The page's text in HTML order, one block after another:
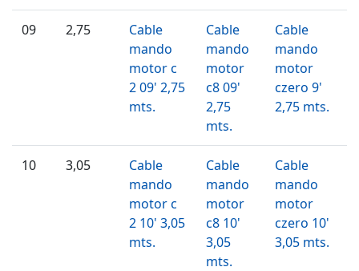
09 2,75
Cable
mando
motor c
2 09' 2,75
mts.
Cable
mando
motor
c8 09'
2,75
mts.
Cable
mando
motor
czero 9'
2,75 mts.
10 3,05
Cable
mando
motor c
2 10' 3,05
mts.
Cable
mando
motor
c8 10'
3,05
mts.
Cable
mando
motor
czero 10'
3,05 mts.